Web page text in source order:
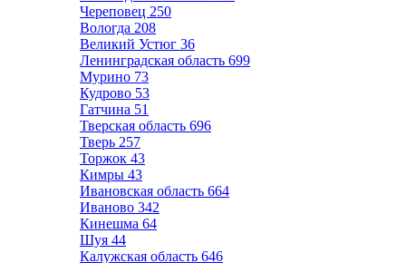
Череповец 250
Вологда 208
Великий Устюг 36
Ленинградская область 699
Мурино 73
Кудрово 53
Гатчина 51
Тверская область 696
Тверь 257
Торжок 43
Кимры 43
Ивановская область 664
Иваново 342
Кинешма 64
Шуя 44
Калужская область 646